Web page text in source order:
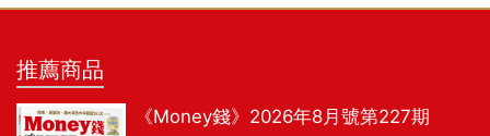
推薦商品
《Money錢》2026年8月號第227期